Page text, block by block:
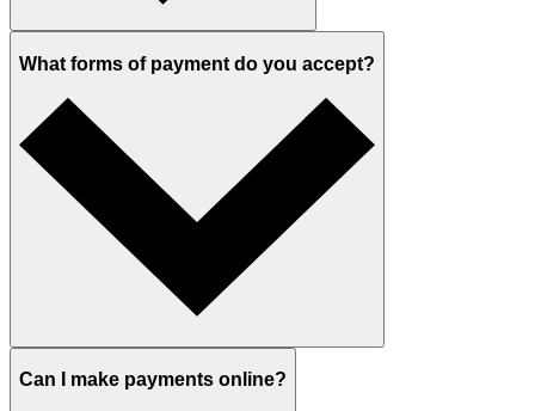
What forms of payment do you accept?
Can I make payments online?